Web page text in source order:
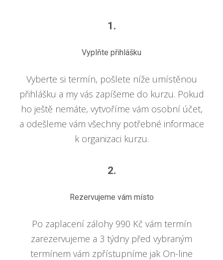
1.
Vyplňte přihlášku
Vyberte si termín, pošlete níže umístěnou
přihlášku a my vás zapíšeme do kurzu. Pokud
ho ještě nemáte, vytvoříme vám osobní účet,
a odešleme vám všechny potřebné informace
k organizaci kurzu.
2.
Rezervujeme vám místo
Po zaplacení zálohy 990 Kč vám termín
zarezervujeme a 3 týdny před vybraným
termínem vám zpřístupníme jak On-line